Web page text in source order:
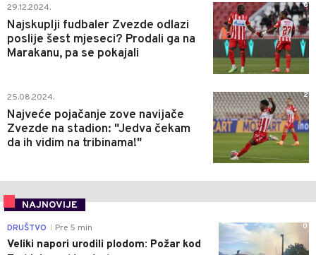
29.12.2024.
Najskuplji fudbaler Zvezde odlazi
poslije šest mjeseci? Prodali ga na
Marakanu, pa se pokajali
0
25.08.2024.
Najveće pojačanje zove navijače
Zvezde na stadion: "Jedva čekam
da ih vidim na tribinama!"
2
NAJNOVIJE
0
DRUŠTVO Pre 5 min
Veliki napori urodili plodom: Požar kod